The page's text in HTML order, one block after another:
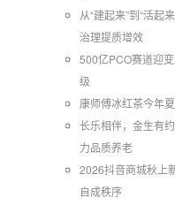
从“建起来”到“活起
治理提质增效
500亿PCO赛道迎
级
康师傅冰红茶今年
长乐相伴，金生有
力品质养老
2026抖音商城秋上
自成秩序